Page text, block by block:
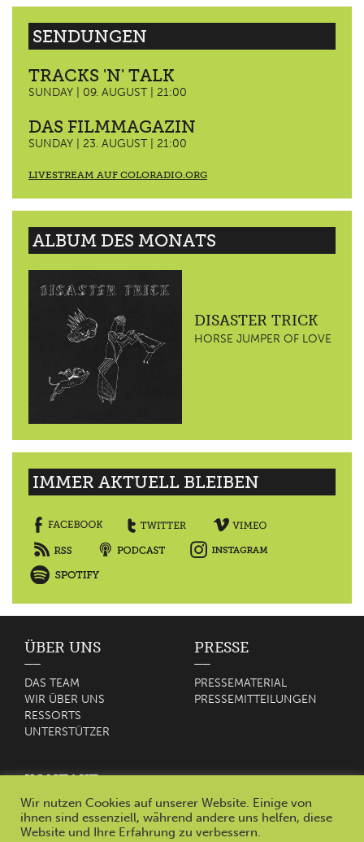
SENDUNGEN
TRACKS 'N' TALK
SUNDAY | 09. AUGUST | 21:00
DAS FILMMAGAZIN
SUNDAY | 23. AUGUST | 21:00
LIVESTREAM AUF COLORADIO.ORG
ALBUM DES MONATS
DISASTER TRICK
HORSE JUMPER OF LOVE
IMMER AKTUELL BLEIBEN
ÜBER UNS
DAS TEAM
WIR ÜBER UNS
RESSORTS
UNTERSTÜTZER
PRESSE
PRESSEMATERIAL
PRESSEMITTEILUNGEN
KONTAKT
KONTAKT
IMPRESSUM
Wir nutzen Cookies auf unserer Website. Einige von
ihnen sind essenziell, während andere uns helfen, diese
Website und Ihre Erfahrung zu verbessern.